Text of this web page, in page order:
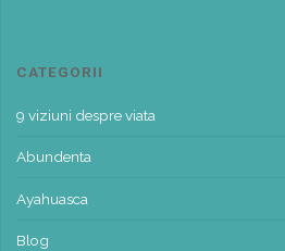
CATEGORII
9 viziuni despre viata
Abundenta
Ayahuasca
Blog